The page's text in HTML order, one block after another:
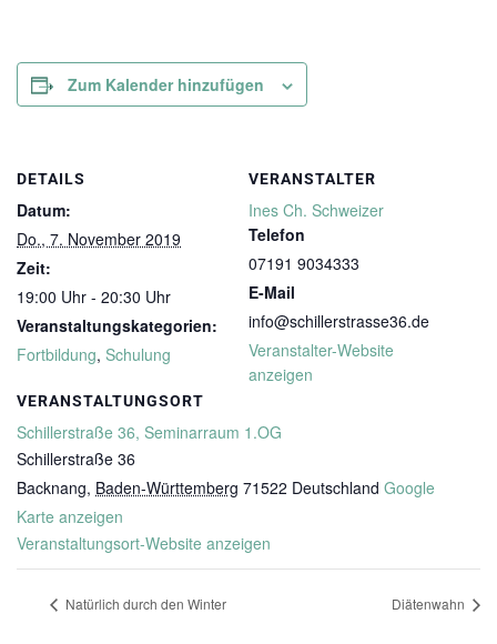
Zum Kalender hinzufügen
DETAILS
Datum:
Do., 7. November 2019
Zeit:
19:00 Uhr - 20:30 Uhr
Veranstaltungskategorien:
Fortbildung, Schulung
VERANSTALTUNGSORT
Schillerstraße 36, Seminarraum 1.OG
Schillerstraße 36
Backnang, Baden-Württemberg 71522 Deutschland Google
Karte anzeigen
Veranstaltungsort-Website anzeigen
VERANSTALTER
Ines Ch. Schweizer
Telefon
07191 9034333
E-Mail
info@schillerstrasse36.de
Veranstalter-Website
anzeigen
Natürlich durch den Winter Diätenwahn